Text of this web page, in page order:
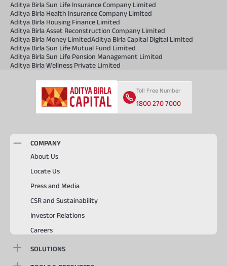
Aditya Birla Sun Life Insurance Company Limited
Aditya Birla Health Insurance Company Limited
Aditya Birla Housing Finance Limited
Aditya Birla Asset Reconstruction Company Limited
Aditya Birla Money LimitedAditya Birla Capital Digital Limited
Aditya Birla Sun Life Mutual Fund Limited
Aditya Birla Sun Life Pension Management Limited
Aditya Birla Wellness Private Limited
Toll Free Number
1800 270 7000
COMPANY
About Us
Locate Us
Press and Media
CSR and Sustainability
Investor Relations
Careers
SOLUTIONS